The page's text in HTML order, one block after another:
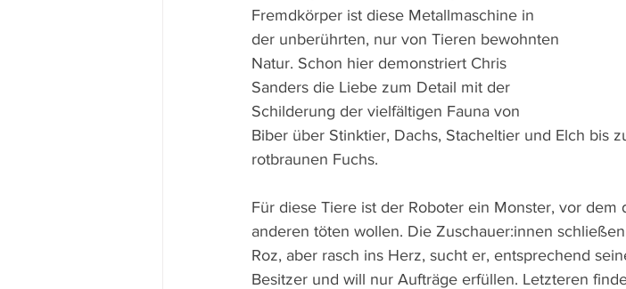
Fremdkörper ist diese Metallmaschine in
der unberührten, nur von Tieren bewohnten
Natur. Schon hier demonstriert Chris
Sanders die Liebe zum Detail mit der
Schilderung der vielfältigen Fauna von
Biber über Stinktier, Dachs, Stacheltier und Elch bis
rotbraunen Fuchs.
Für diese Tiere ist der Roboter ein Monster, vor
anderen töten wollen. Die Zuschauer:innen
Roz, aber rasch ins Herz, sucht er, entsprechend
Besitzer und will nur Aufträge erfüllen. Letzteren